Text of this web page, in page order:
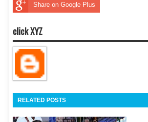
Share on Google Plus
click XYZ
RELATED POSTS